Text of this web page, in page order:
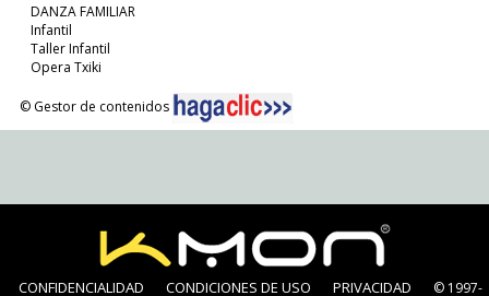
DANZA FAMILIAR
Infantil
Taller Infantil
Opera Txiki
© Gestor de contenidos
CONFIDENCIALIDAD CONDICIONES DE USO PRIVACIDAD © 1997-